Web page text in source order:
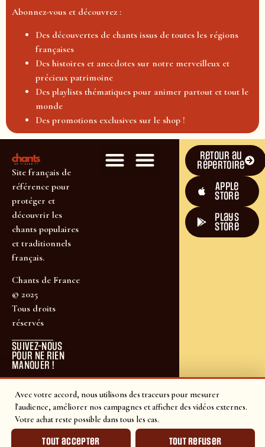
Avec votre accord, nous utilisons des traceurs pour mesurer
l'audience, améliorer nos campagnes et afficher des vidéos externes.
Votre achat reste possible dans tous les cas.
Tout accepter Tout refuser
Abonnez-vous et découvrez :
Des découvertes de chants issus de toutes les régions
françaises
Des histoires et anecdotes sur notre merveilleux et
précieux patrimoine
Des playlists thématiques pour animer partout et tout le
monde
Des promotions exclusives sur le shop !
Site français de
référence pour
protéger et
découvrir les
chants populaires
et traditionnels
français.
Chants de France
© 2025
Tous droits
réservés
SUIVEZ-NOUS
POUR NE RIEN
MANQUER !
Retour au
répertoire
Apple
Store
plays
store